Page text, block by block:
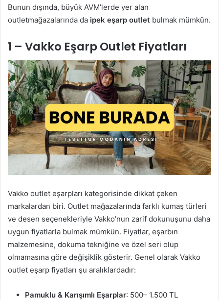
Bunun dışında, büyük AVM’lerde yer alan
outletmağazalarında da ipek eşarp outlet bulmak mümkün.
1 – Vakko Eşarp Outlet Fiyatları
Vakko outlet eşarpları kategorisinde dikkat çeken
markalardan biri. Outlet mağazalarında farklı kumaş türleri
ve desen seçenekleriyle Vakko’nun zarif dokunuşunu daha
uygun fiyatlarla bulmak mümkün. Fiyatlar, eşarbın
malzemesine, dokuma tekniğine ve özel seri olup
olmamasına göre değişiklik gösterir. Genel olarak Vakko
outlet eşarp fiyatları şu aralıklardadır:
Pamuklu & Karışımlı Eşarplar: 500– 1.500 TL